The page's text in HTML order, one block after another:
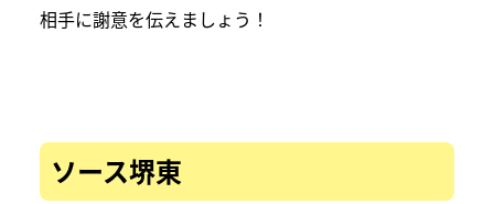
相手に謝意を伝えましょう！
ソース堺東